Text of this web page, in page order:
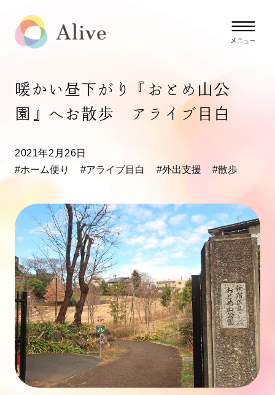
暖かい昼下がり『おとめ山公
園』へお散歩 アライブ目白
2021年2月26日
#ホーム便り
#アライブ目白 #外出支援 #散歩